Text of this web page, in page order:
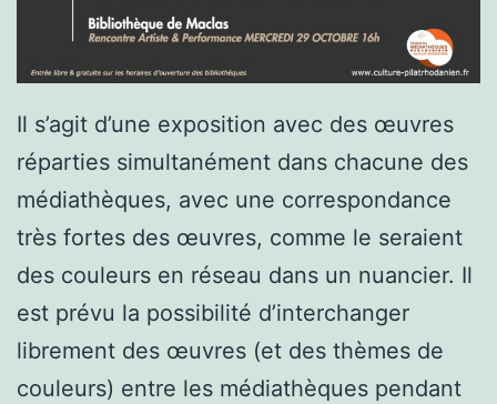
Il s’agit d’une exposition avec des œuvres
réparties simultanément dans chacune des
médiathèques, avec une correspondance
très fortes des œuvres, comme le seraient
des couleurs en réseau dans un nuancier. Il
est prévu la possibilité d’interchanger
librement des œuvres (et des thèmes de
couleurs) entre les médiathèques pendant